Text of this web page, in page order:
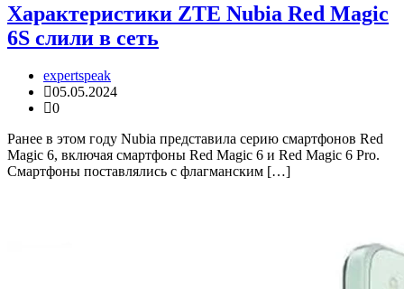
Характеристики ZTE Nubia Red Magic
6S слили в сеть
expertspeak
05.05.2024
0
Ранее в этом году Nubia представила серию смартфонов Red
Magic 6, включая смартфоны Red Magic 6 и Red Magic 6 Pro.
Смартфоны поставлялись с флагманским […]